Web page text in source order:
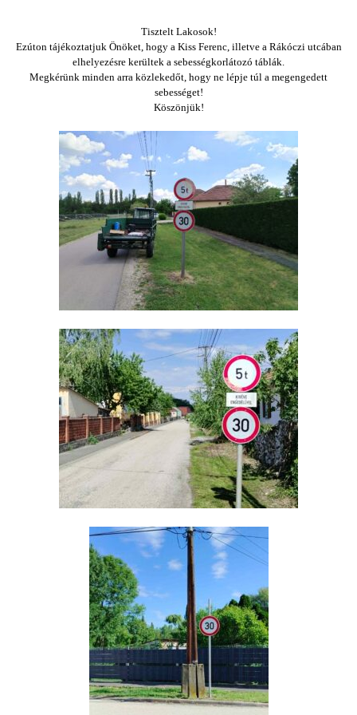
Tisztelt Lakosok!
Ezúton tájékoztatjuk Önöket, hogy a Kiss Ferenc, illetve a Rákóczi utcában
elhelyezésre kerültek a sebességkorlátozó táblák.
Megkérünk minden arra közlekedőt, hogy ne lépje túl a megengedett
sebességet!
Köszönjük!